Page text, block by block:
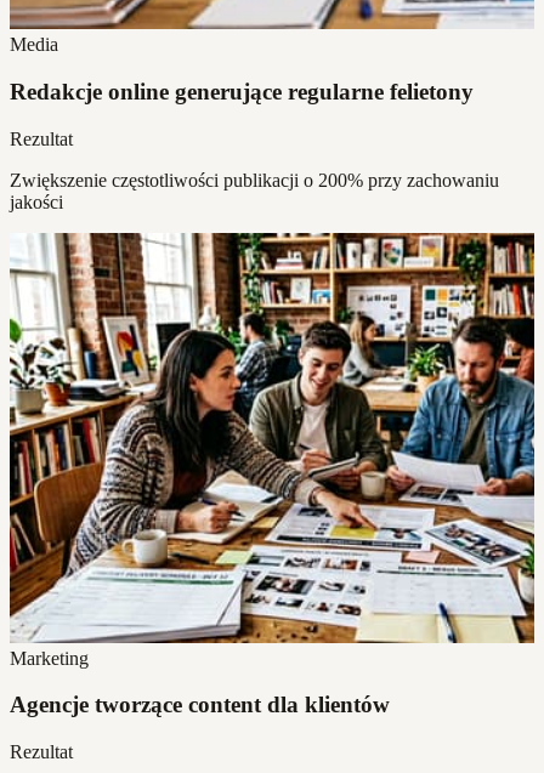
Media
Redakcje online generujące regularne felietony
Rezultat
Zwiększenie częstotliwości publikacji o 200% przy zachowaniu
jakości
Marketing
Agencje tworzące content dla klientów
Rezultat